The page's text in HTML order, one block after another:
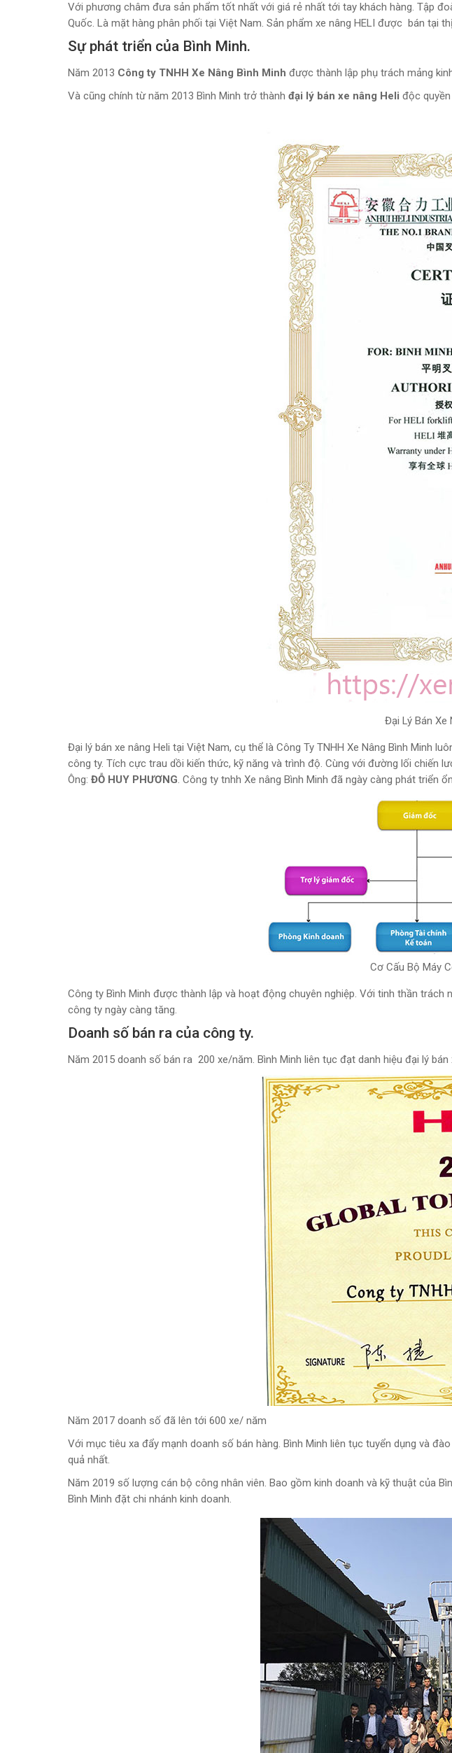
Với phương châm đưa sản phẩm tốt nhất với giá rẻ nhất tới tay khách hàng. Tập
Quốc. Là mặt hàng phân phối tại Việt Nam. Sản phẩm xe nâng HELI được bán tại
Sự phát triển của Bình Minh.
Năm 2013 Công ty TNHH Xe Nâng Bình Minh được thành lập phụ trách mảng
Và cũng chính từ năm 2013 Bình Minh trở thành đại lý bán xe nâng Heli độc
Đại Lý Bán Xe
Đại lý bán xe nâng Heli tại Việt Nam, cụ thể là Công Ty TNHH Xe Nâng Bình Minh
công ty. Tích cực trau dồi kiến thức, kỹ năng và trình độ. Cùng với đường lối chiến
Ông: ĐỖ HUY PHƯƠNG. Công ty tnhh Xe nâng Bình Minh đã ngày càng phát triển
Cơ Cấu Bộ Máy
Công ty Bình Minh được thành lập và hoạt động chuyên nghiệp. Với tinh thần
công ty ngày càng tăng.
Doanh số bán ra của công ty.
Năm 2015 doanh số bán ra 200 xe/năm. Bình Minh liên tục đạt danh hiệu đại lý
Năm 2017 doanh số đã lên tới 600 xe/ năm
Với mục tiêu xa đẩy mạnh doanh số bán hàng. Bình Minh liên tục tuyển dụng và
quả nhất.
Năm 2019 số lượng cán bộ công nhân viên. Bao gồm kinh doanh và kỹ thuật của
Bình Minh đặt chi nhánh kinh doanh.